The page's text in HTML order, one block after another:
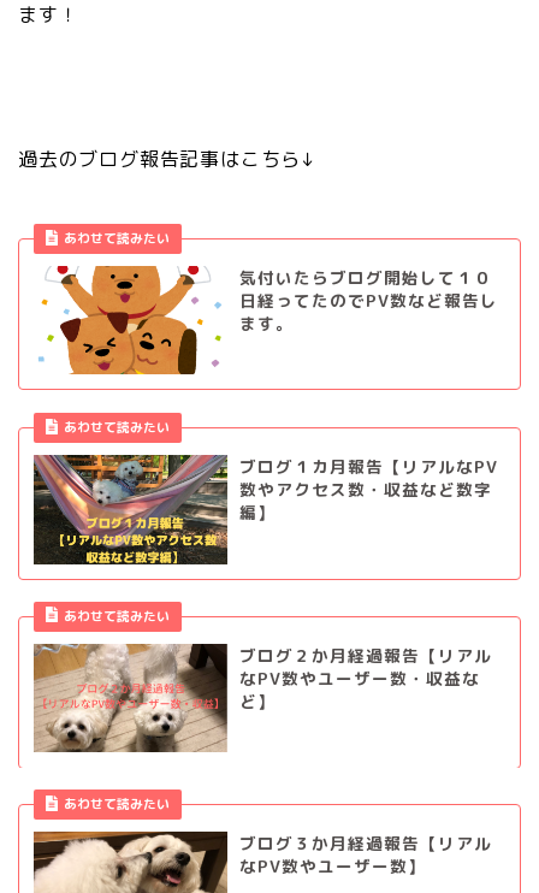
ます！
過去のブログ報告記事はこちら↓
あわせて読みたい
気付いたらブログ開始して１０
日経ってたのでPV数など報告し
ます。
あわせて読みたい
ブログ１カ月報告【リアルなPV
数やアクセス数・収益など数字
編】
あわせて読みたい
ブログ２か月経過報告【リアル
なPV数やユーザー数・収益な
ど】
あわせて読みたい
ブログ３か月経過報告【リアル
なPV数やユーザー数】